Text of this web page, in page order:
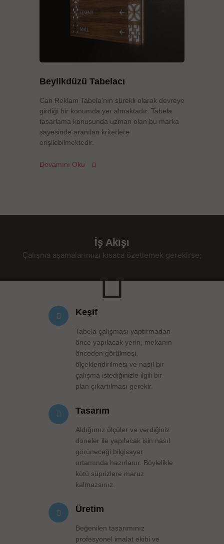
Beylikdüzü Tabelacı
Can Reklam Tabela’nın sürekli olarak devreye
girdiği bir konumda yer almaktadır. Tabela
tasarlama konusunda uzman olan bu marka
sayesinde aranılan kriterlere
erişilebilmektedir.
Devamını Oku
İş Akışı
Çalışma aşamalarımızı kısaca özetlemek gerekirse;
Keşif
Tabela çalışması yaptırmadan
önce yapılacak yerin, mekanın
önceden görülmesi,
ölçeklendirilmesi ve nasıl bir
çalışma istediğinizle ilgili bir
plan çıkartılması gerekir.
Tasarım
Aldığımız ölçüler ve verdiğiniz
doneler ile yapılacak işin nasıl
görüneceği bilgisayar
ortamında hazırlanır. Böylelikle
kötü süprizlere maruz
kalmazsınız.
Üretim
Beğenilen tasarımınız
profesyonel imalat ekibi ve